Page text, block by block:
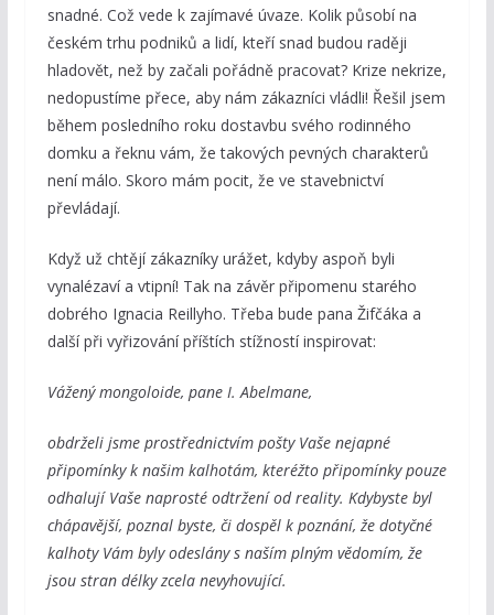
snadné. Což vede k zajímavé úvaze. Kolik působí na
českém trhu podniků a lidí, kteří snad budou raději
hladovět, než by začali pořádně pracovat? Krize nekrize,
nedopustíme přece, aby nám zákazníci vládli! Řešil jsem
během posledního roku dostavbu svého rodinného
domku a řeknu vám, že takových pevných charakterů
není málo. Skoro mám pocit, že ve stavebnictví
převládají.
Když už chtějí zákazníky urážet, kdyby aspoň byli
vynalézaví a vtipní! Tak na závěr připomenu starého
dobrého Ignacia Reillyho. Třeba bude pana Žifčáka a
další při vyřizování příštích stížností inspirovat:
Vážený mongoloide, pane I. Abelmane,
obdrželi jsme prostřednictvím pošty Vaše nejapné
připomínky k našim kalhotám, kteréžto připomínky pouze
odhalují Vaše naprosté odtržení od reality. Kdybyste byl
chápavější, poznal byste, či dospěl k poznání, že dotyčné
kalhoty Vám byly odeslány s naším plným vědomím, že
jsou stran délky zcela nevyhovující.